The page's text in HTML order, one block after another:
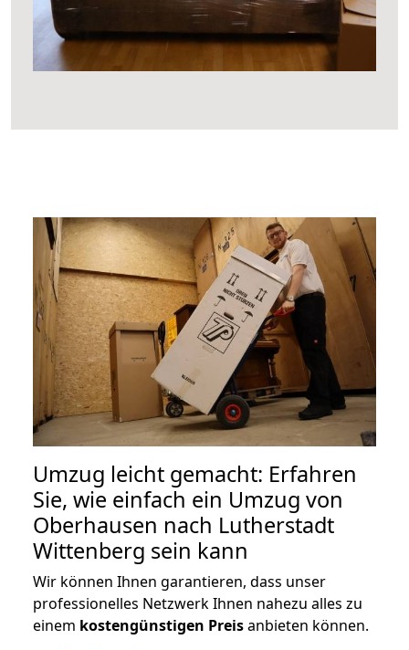
Umzug leicht gemacht: Erfahren
Sie, wie einfach ein Umzug von
Oberhausen nach Lutherstadt
Wittenberg sein kann
Wir können Ihnen garantieren, dass unser
professionelles Netzwerk Ihnen nahezu alles zu
einem kostengünstigen Preisanbieten können.